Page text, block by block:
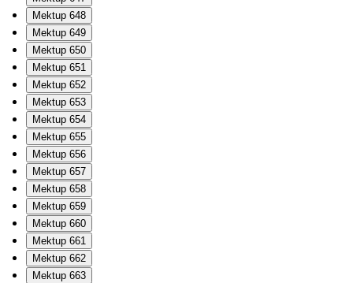
Mektup 648
Mektup 649
Mektup 650
Mektup 651
Mektup 652
Mektup 653
Mektup 654
Mektup 655
Mektup 656
Mektup 657
Mektup 658
Mektup 659
Mektup 660
Mektup 661
Mektup 662
Mektup 663